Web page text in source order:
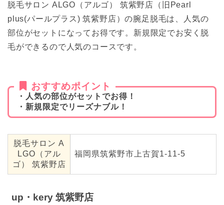
脱毛サロン ALGO（アルゴ） 筑紫野店（旧Pearl
plus(パールプラス) 筑紫野店）の腕足脱毛は、人気の
部位がセットになってお得です。新規限定でお安く脱
毛ができるので人気のコースです。
おすすめポイント
・人気の部位がセットでお得！
・新規限定でリーズナブル！
脱毛サロン A
LGO（アル
ゴ） 筑紫野店
福岡県筑紫野市上古賀1‐11‐5
up・kery 筑紫野店